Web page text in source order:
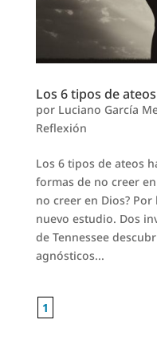
Los 6 tipos de ateos
por Luciano García
Reflexión
Los 6 tipos de ateos
formas de no creer
no creer en Dios?
nuevo estudio. Dos
de Tennessee
agnósticos...
1